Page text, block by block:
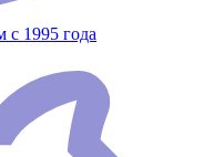
с 1995 года